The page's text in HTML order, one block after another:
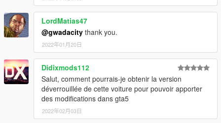
LordMatias47
@gwadacity thank you.
2022年01月20日
Didixmods112
Salut, comment pourrais-je obtenir la version
déverrouillée de cette voiture pour pouvoir apporter
des modifications dans gta5
2022年02月03日